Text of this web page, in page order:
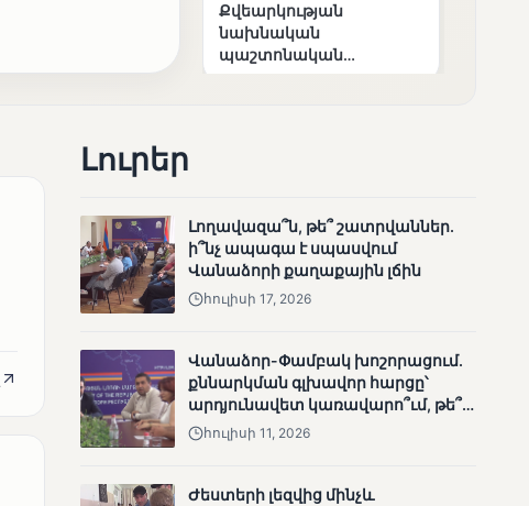
Քվեարկության
նախնական
պաշտոնական
ՄՈՒՆԵՏԻԿ
ԿԸՀ-ն հրապարակել է
Լուրեր
Լողավազա՞ն, թե՞ շատրվաններ.
ի՞նչ ապագա է սպասվում
Վանաձորի քաղաքային լճին
հուլիսի 17, 2026
Վանաձոր-Փամբակ խոշորացում.
քննարկման գլխավոր հարցը՝
արդյունավետ կառավարո՞ւմ, թե՞
քաղաքական նպատակ
հուլիսի 11, 2026
Ժեստերի լեզվից մինչև